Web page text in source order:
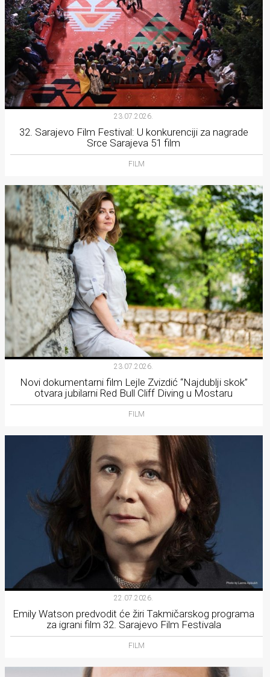
23.07.2026.
32. Sarajevo Film Festival: U konkurenciji za nagrade
Srce Sarajeva 51 film
FILM
23.07.2026.
Novi dokumentarni film Lejle Zvizdić “Najdublji skok”
otvara jubilarni Red Bull Cliff Diving u Mostaru
FILM
22.07.2026.
Emily Watson predvodit će žiri Takmičarskog programa
za igrani film 32. Sarajevo Film Festivala
FILM